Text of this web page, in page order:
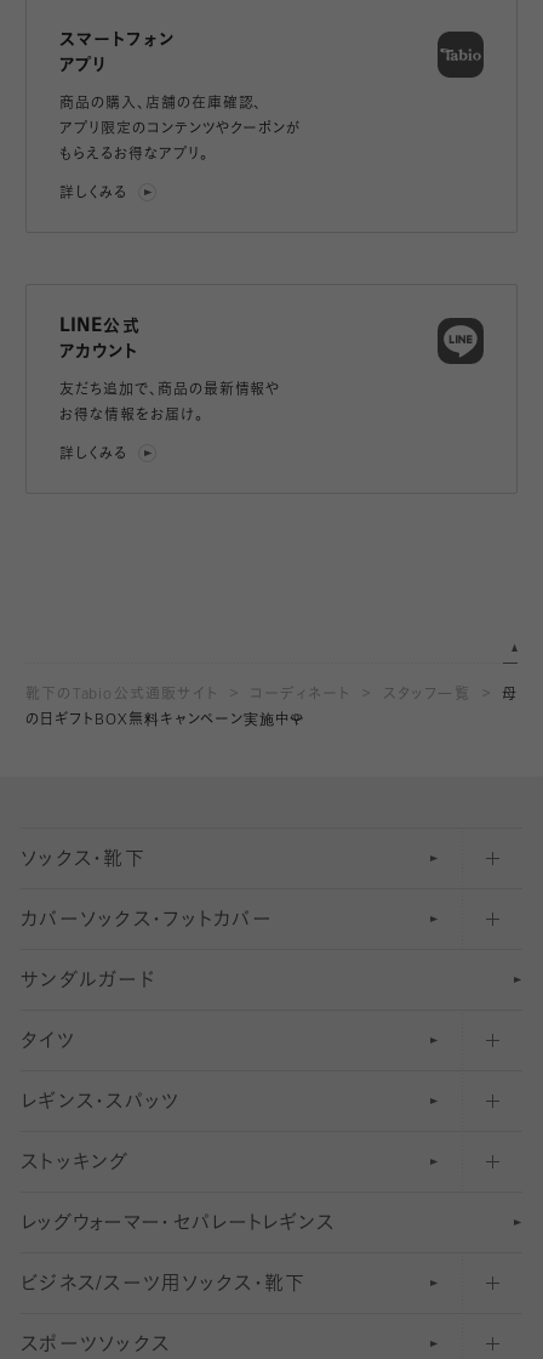
スマートフォン
アプリ
商品の購入、店舗の在庫確認、
アプリ限定のコンテンツやクーポンが
もらえるお得なアプリ。
詳しくみる
LINE公式
アカウント
友だち追加で、 商品の最新情報や
お得な情報をお届け。
詳しくみる
靴下のTabio公式通販サイト コーディネート スタッフ一覧
母
の日ギフトBOX無料キャンペーン実施中🌹
ソックス・靴下
五本指ソックス・靴下
足袋ソックス・靴下
無地・プレーンソックス・靴下
柄ソックス・靴下
スニーカー（くるぶし）用ソックス
アンクル・ショートソックス（くるぶし上）
クルーソックス（ふくらはぎ下）
ハイソックス
カバーソックス・フットカバー
フットカバー・カバーソックス（深め）
フットカバー・カバーソックス（ふつう）
フットカバー・カバーソックス（浅め）
サンダルガード
タイツ
30デニール以下のタイツ（薄手タイツ）
31〜40デニールタイツ
41〜60デニールタイツ
61〜80デニールタイツ
81 〜110デニールタイツ
レギンス・スパッツ
柄レギンス
無地レギンス
レギンスパンツ（レギパン）
マタニティレギンス
ストッキング
伝線しにくいストッキング
ショートストッキング
結婚式用ストッキング
レッ グ ウォー マー ・ セパレー ト レ ギンス
ビジネス/スーツ用 ソックス・靴下
匠シリーズ
スポーツソックス